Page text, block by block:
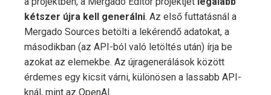
kétszer újra kell generálni. Az első futtatásnál a
Mergado Sources betölti a lekérendő adatokat, a
másodikban (az API-ból való letöltés után) írja be
azokat az elemekbe. Az újragenerálások között
érdemes egy kicsit várni, különösen a lassabb API-
knál, mint az OpenAI.